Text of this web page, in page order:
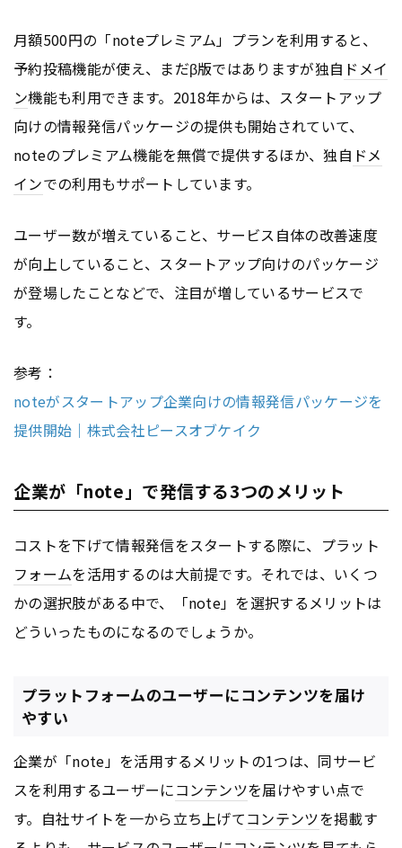
月額500円の「noteプレミアム」プランを利用すると、
予約投稿機能が使え、まだβ版ではありますが独自 ドメイ
ン機能も利用できます。2018年からは、スタートアップ
向けの情報発信パッケージの提供も開始されていて、
noteのプレミアム機能を無償で提供するほか、独自 ドメ
インでの利用もサポートしています。
ユーザー数が増えていること、サービス自体の改善速度
が向上していること、スタートアップ向けのパッケージ
が登場したことなどで、注目が増しているサービスで
す。
参考：
noteがスタートアップ企業向けの情報発信パッケージを
提供開始｜株式会社ピースオブケイク
企業が「note」で発信する3つのメリット
コストを下げて情報発信をスタートする際に、プラット
フォームを活用するのは大前提です。それでは、いくつ
かの選択肢がある中で、「note」を選択するメリットは
どういったものになるのでしょうか。
プラットフォームのユーザーにコンテンツを届け
やすい
企業が「note」を活用するメリットの1つは、同サービ
スを利用するユーザーにコンテンツを届けやすい点で
す。自社サイトを一から立ち上げてコンテンツを掲載す